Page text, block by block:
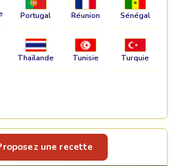
Portugal Réunion Sénégal
Thaïlande Tunisie Turquie
une recette